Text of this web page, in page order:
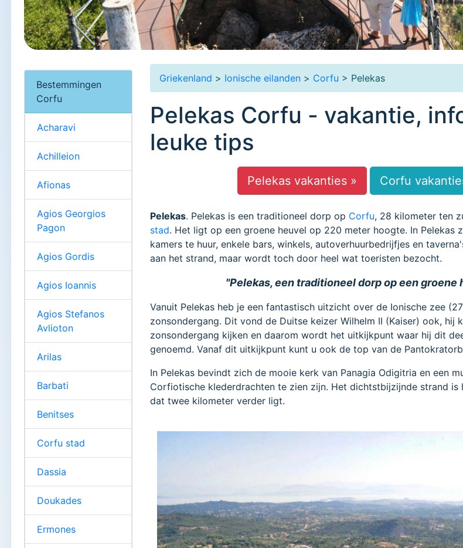
Griekenland > Ionische eilanden > Corfu > Pelekas
Pelekas Corfu - vakantie,
leuke tips
Pelekas vakanties » Corfu
Pelekas. Pelekas is een traditioneel dorp op Corfu, 28 kilometer ten
stad. Het ligt op een groene heuvel op 220 meter hoogte. In Pelekas
kamers te huur, enkele bars, winkels, autoverhuurbedrijfjes en
aan het strand, maar wordt toch door heel wat toeristen bezocht.
"Pelekas, een traditioneel dorp op een groene
Vanuit Pelekas heb je een fantastisch uitzicht over de Ionische zee
zonsondergang. Dit vond de Duitse keizer Wilhelm II (Kaiser) ook, hij
zonsondergang kijken en daarom wordt het uitkijkpunt waar hij dit
genoemd. Vanaf dit uitkijkpunt kunt u ook de top van de
In Pelekas bevindt zich de mooie kerk van Panagia Odigitria en een
Corfiotische klederdrachten te zien zijn. Het dichtstbijzijnde strand is
dat twee kilometer verder ligt.
Bestemmingen
Corfu
Acharavi
Achilleion
Afionas
Agios Georgios
Pagon
Agios Gordis
Agios Ioannis
Agios Stefanos
Avlioton
Arilas
Barbati
Benitses
Corfu stad
Dassia
Doukades
Ermones